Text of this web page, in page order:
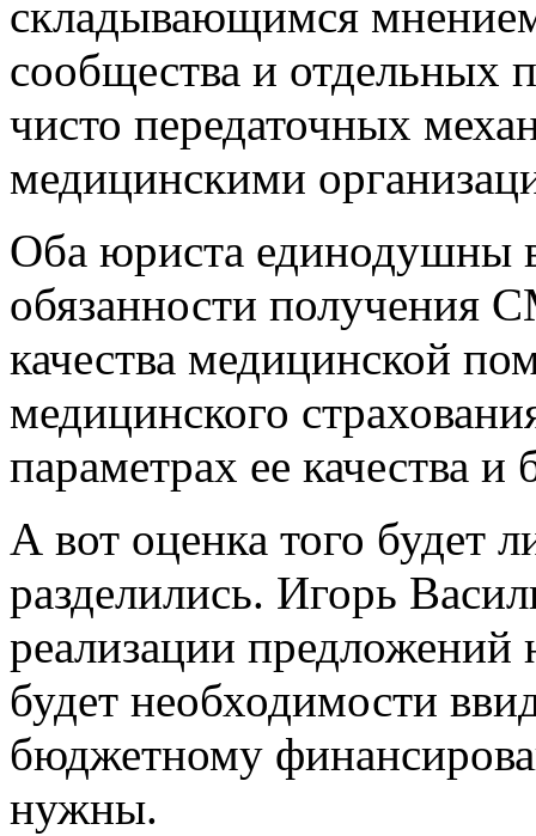
складывающимся
сообщества и
чисто передаточных
медицинскими
Оба юриста единодушны
обязанности получения
качества медицинской
медицинского
параметрах ее качества и
А вот оценка того будет
разделились. Игорь
реализации предложений
будет необходимости
бюджетному
нужны.